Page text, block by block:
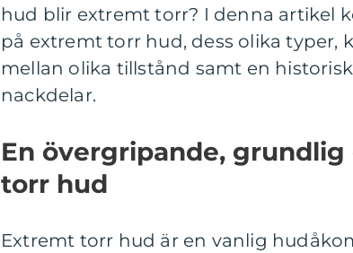
hud blir extremt torr? I denna artikel
på extremt torr hud, dess olika typer,
mellan olika tillstånd samt en
nackdelar.
En övergripande,
torr hud
Extremt torr hud är en vanlig